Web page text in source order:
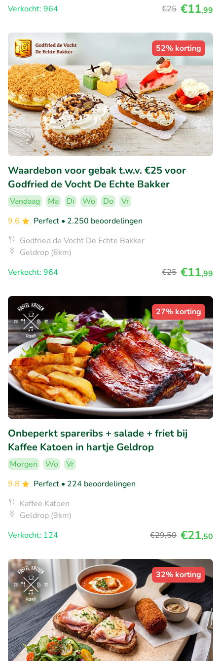
Verkocht: 964
€25 €11,99
52% korting
Waardebon voor gebak t.w.v. €25 voor
Godfried de Vocht De Echte Bakker
Vandaag Ma Di Wo Do
Vr
9.6
Perfect • 2.250 beoordelingen
Godfried de Vocht De Echte Bakker
Geldrop (8km)
Verkocht: 964
€25 €11,99
27% korting
Onbeperkt spareribs + salade + friet bij
Kaffee Katoen in hartje Geldrop
Morgen Wo
Vr
9.8
Perfect • 224 beoordelingen
Kaffee Katoen
Geldrop (9km)
Verkocht: 124
€29,50 €21,50
32% korting